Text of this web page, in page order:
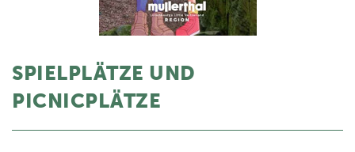
SPIELPLÄTZE UND
PICNICPLÄTZE